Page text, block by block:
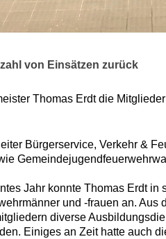
von Einsätzen zurück
Thomas Erdt die
Bürgerservice, Verkehr &
Jahr konnte Thomas Erdt
und -frauen an.
diverse
Einiges an Zeit hatte auch